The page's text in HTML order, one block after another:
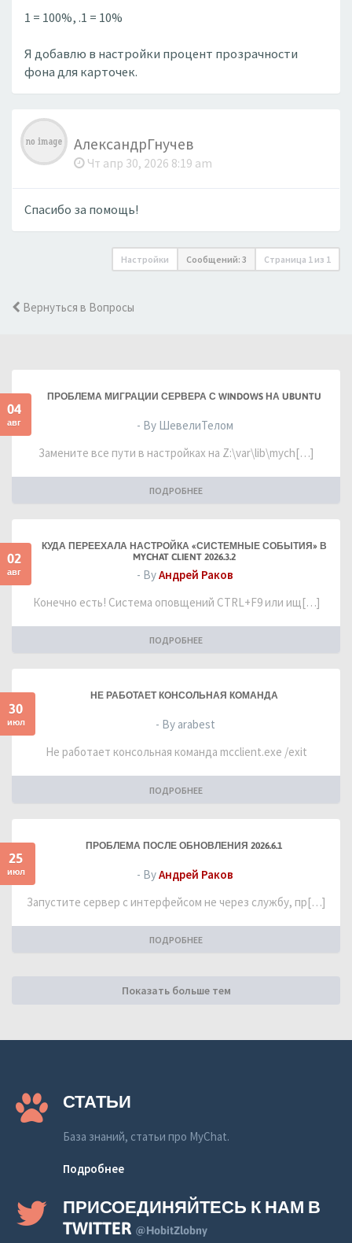
1 = 100%, .1 = 10%
Я добавлю в настройки процент прозрачности
фона для карточек.
АлександрГнучев
Чт апр 30, 2026 8:19 am
Спасибо за помощь!
Настройки Сообщений: 3 Страница 1 из 1
Вернуться в Вопросы
04
авг
ПРОБЛЕМА МИГРАЦИИ СЕРВЕРА С WINDOWS НА UBUNTU
- By ШевелиТелом
Замените все пути в настройках на Z:\var\lib\mych[…]
ПОДРОБНЕЕ
02
авг
КУДА ПЕРЕЕХАЛА НАСТРОЙКА «СИСТЕМНЫЕ СОБЫТИЯ» В
MYCHAT CLIENT 2026.3.2
- ByАндрей Раков
Конечно есть! Система оповщений CTRL+F9 или ищ[…]
ПОДРОБНЕЕ
30
июл
НЕ РАБОТАЕТ КОНСОЛЬНАЯ КОМАНДА
- By arabest
Не работает консольная команда mcclient.exe /exit
ПОДРОБНЕЕ
25
июл
ПРОБЛЕМА ПОСЛЕ ОБНОВЛЕНИЯ 2026.6.1
- ByАндрей Раков
Запустите сервер с интерфейсом не через службу, пр[…]
ПОДРОБНЕЕ
Показать больше тем
СТАТЬИ
База знаний, статьи про MyChat.
Подробнее
ПРИСОЕДИНЯЙТЕСЬ К НАМ В
TWITTER @HobitZlobny